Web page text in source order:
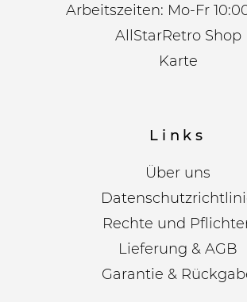
Arbeitszeiten: Mo-Fr
AllStarRetro Shop
Karte
Links
Über uns
Rechte und
Lieferung & AGB
Garantie &